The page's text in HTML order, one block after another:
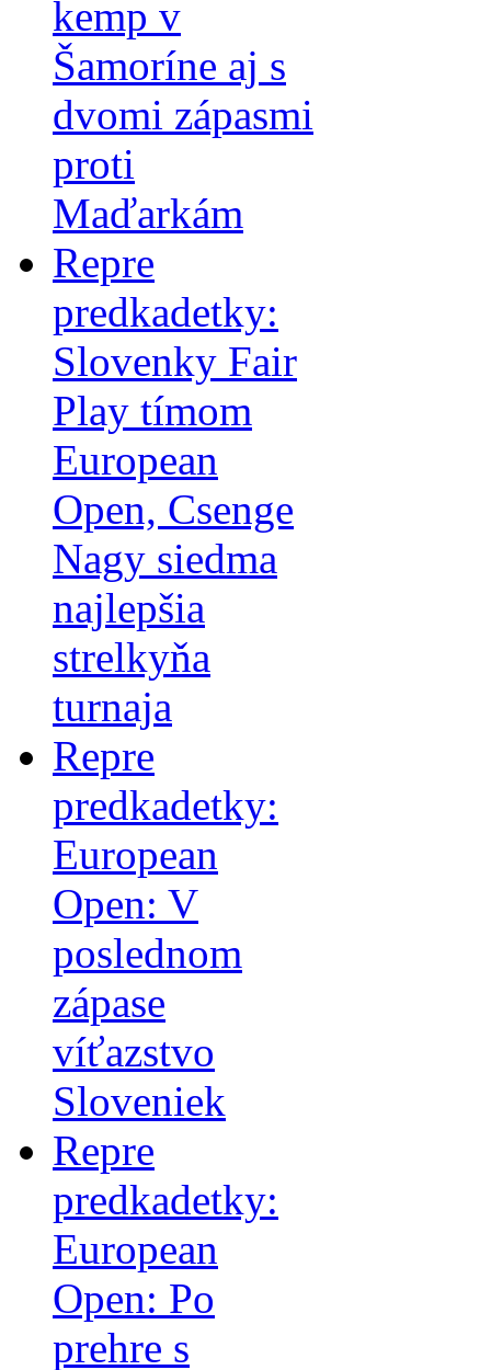
kemp v
Šamoríne aj s
dvomi zápasmi
proti
Maďarkám
Repre
predkadetky:
Slovenky Fair
Play tímom
European
Open, Csenge
Nagy siedma
najlepšia
strelkyňa
turnaja
Repre
predkadetky:
European
Open: V
poslednom
zápase
víťazstvo
Sloveniek
Repre
predkadetky:
European
Open: Po
prehre s